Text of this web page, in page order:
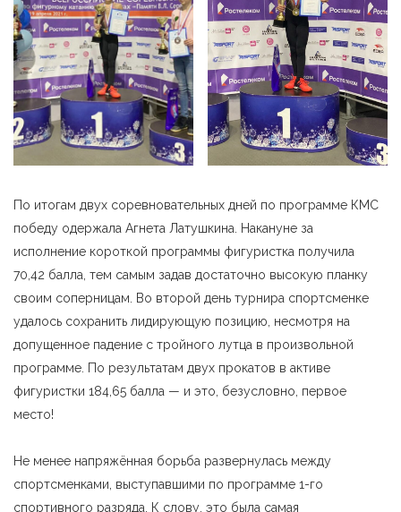
По итогам двух соревновательных дней по программе КМС
победу одержала Агнета Латушкина. Накануне за
исполнение короткой программы фигуристка получила
70,42 балла, тем самым задав достаточно высокую планку
своим соперницам. Во второй день турнира спортсменке
удалось сохранить лидирующую позицию, несмотря на
допущенное падение с тройного лутца в произвольной
программе. По результатам двух прокатов в активе
фигуристки 184,65 балла — и это, безусловно, первое
место!
Не менее напряжённая борьба развернулась между
спортсменками, выступавшими по программе 1-го
спортивного разряда. К слову, это была самая